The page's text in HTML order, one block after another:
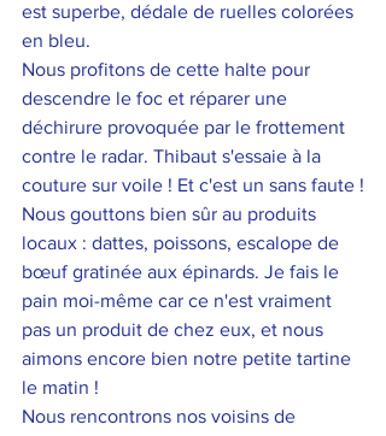
est superbe, dédale de ruelles colorées
en bleu.
Nous profitons de cette halte pour
descendre le foc et réparer une
déchirure provoquée par le frottement
contre le radar. Thibaut s'essaie à la
couture sur voile ! Et c'est un sans faute !
Nous gouttons bien sûr au produits
locaux : dattes, poissons, escalope de
bœuf gratinée aux épinards. Je fais le
pain moi-même car ce n'est vraiment
pas un produit de chez eux, et nous
aimons encore bien notre petite tartine
le matin !
Nous rencontrons nos voisins de